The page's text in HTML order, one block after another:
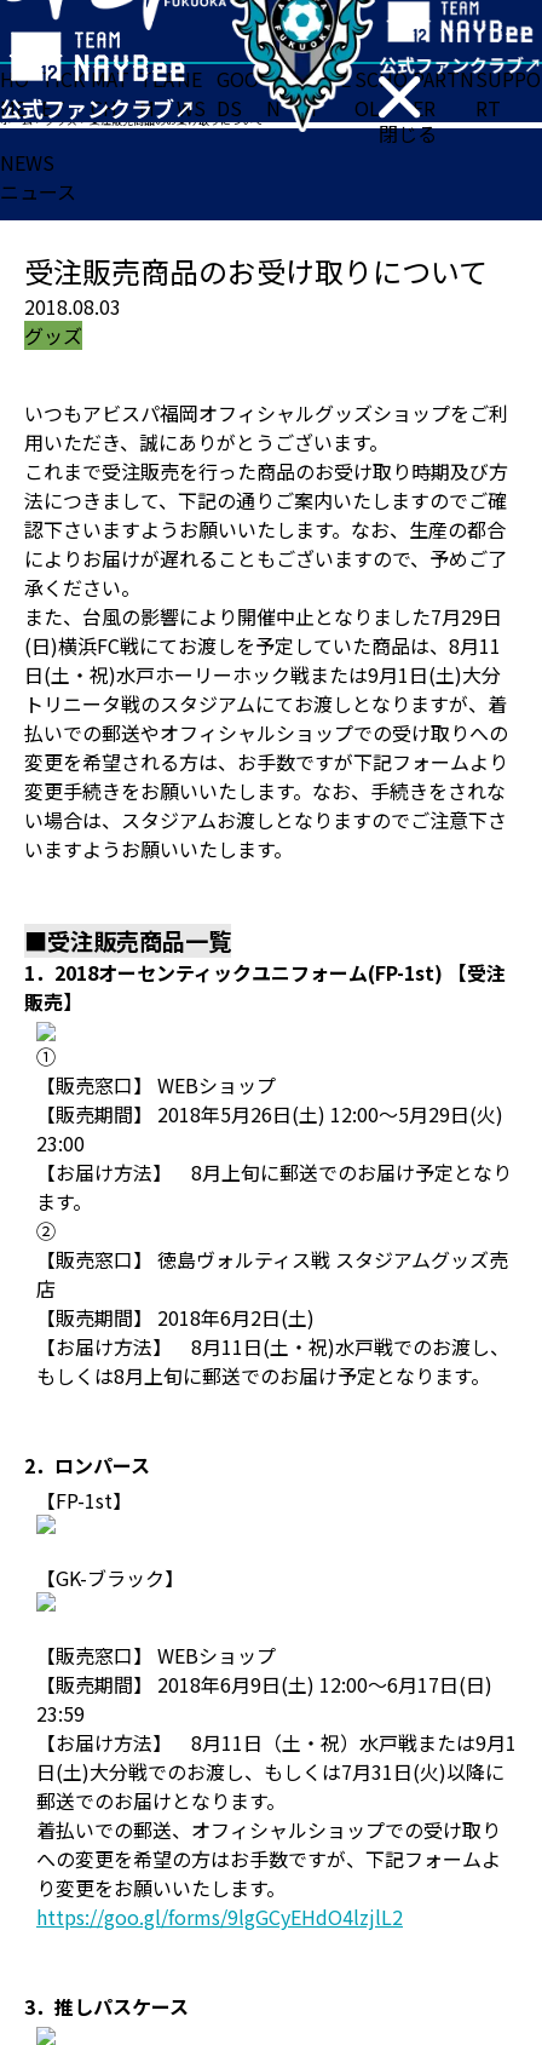
閉じる
HO
ME
TICK
ET
MAT
CH
TEA
M
NE
WS
GOO
DS
FA
N
ACADE
MY
SCHO
OL
PARTN
ER
SUPPO
RT
ホーム>グッズ>受注販売商品のお受け取りについて
NEWS
ニュース
受注販売商品のお受け取りについて
2018.08.03
グッズ
いつもアビスパ福岡オフィシャルグッズショップをご利
用いただき、誠にありがとうございます。
これまで受注販売を行った商品のお受け取り時期及び方
法につきまして、下記の通りご案内いたしますのでご確
認下さいますようお願いいたします。なお、生産の都合
によりお届けが遅れることもございますので、予めご了
承ください。
また、台風の影響により開催中止となりました7月29日
(日)横浜FC戦にてお渡しを予定していた商品は、8月11
日(土・祝)水戸ホーリーホック戦または9月1日(土)大分
トリニータ戦のスタジアムにてお渡しとなりますが、着
払いでの郵送やオフィシャルショップでの受け取りへの
変更を希望される方は、お手数ですが下記フォームより
変更手続きをお願いいたします。なお、手続きをされな
い場合は、スタジアムお渡しとなりますのでご注意下さ
いますようお願いいたします。
■受注販売商品一覧
1．2018オーセンティックユニフォーム(FP-1st) 【受注
販売】
①
【販売窓口】 WEBショップ
【販売期間】 2018年5月26日(土) 12:00～5月29日(火)
23:00
【お届け方法】 8月上旬に郵送でのお届け予定となり
ます。
②
【販売窓口】 徳島ヴォルティス戦 スタジアムグッズ売
店
【販売期間】 2018年6月2日(土)
【お届け方法】 8月11日(土・祝)水戸戦でのお渡し、
もしくは8月上旬に郵送でのお届け予定となります。
2．ロンパース
【FP-1st】
【GK-ブラック】
【販売窓口】 WEBショップ
【販売期間】 2018年6月9日(土) 12:00～6月17日(日)
23:59
【お届け方法】 8月11日（土・祝）水戸戦または9月1
日(土)大分戦でのお渡し、もしくは7月31日(火)以降に
郵送でのお届けとなります。
着払いでの郵送、オフィシャルショップでの受け取り
への変更を希望の方はお手数ですが、下記フォームよ
り変更をお願いいたします。
https://goo.gl/forms/9lgGCyEHdO4lzjlL2
3．推しパスケース